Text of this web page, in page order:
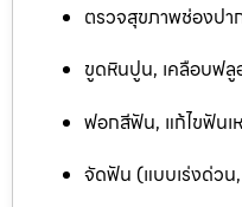
ตรวจสุขภาพช่องปา
ขูดหินปูน, เคลือบฟลู
ฟอกสีฟัน, แก้ไขฟันเ
จัดฟัน (แบบเร่งด่ว